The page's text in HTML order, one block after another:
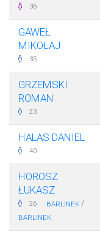
36
GAWEŁ
MIKOŁAJ
35
GRZEMSKI
ROMAN
23
HALAS DANIEL
40
HOROSZ
ŁUKASZ
26 · BARLINEK /
BARLINEK